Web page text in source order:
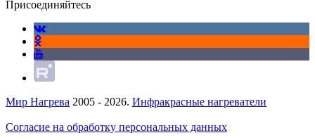
Присоединяйтесь
Мир Нагрева 2005 - 2026. Инфракрасные нагреватели
Согласие на обработку персональных данных